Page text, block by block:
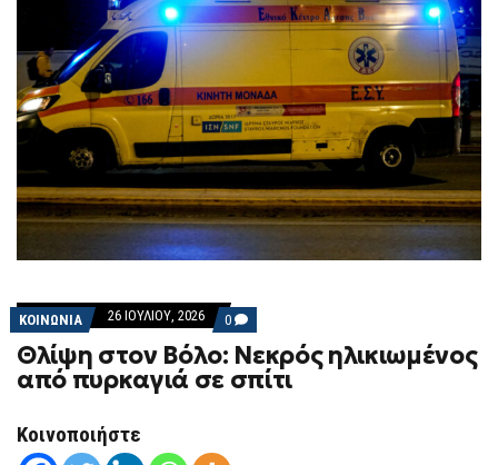
ΚΟΙΝΩΝΙΑ 26 ΙΟΥΛΊΟΥ, 2026 0 COMMENTS
ON
ΘΛΊΨΗ
ΣΤΟΝ
ΒΌΛΟ:
Θλίψη στον Βόλο: Νεκρός ηλικιωμένος
από πυρκαγιά σε σπίτι
Κοινοποιήστε